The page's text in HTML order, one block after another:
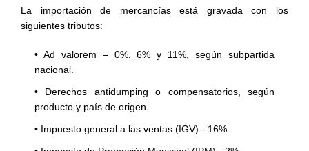
La importación de mercancías está gravada con los
siguientes tributos:
• Ad valorem – 0%, 6% y 11%, según subpartida
nacional.
• Derechos antidumping o compensatorios, según
producto y país de origen.
• Impuesto general a las ventas (IGV) - 16%.